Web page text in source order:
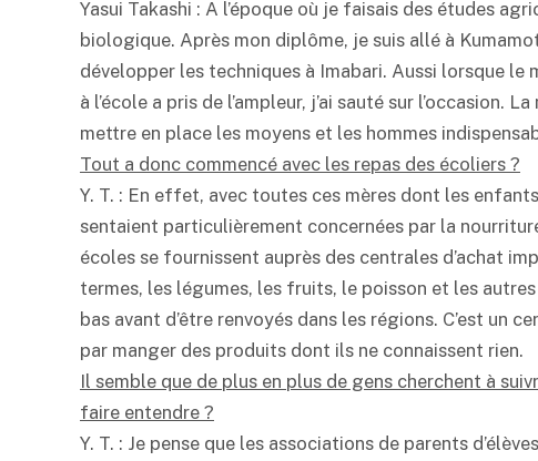
Yasui Takashi : A l’époque où je faisais des études
biologique. Après mon diplôme, je suis allé à
développer les techniques à Imabari. Aussi lorsque le
à l’école a pris de l’ampleur, j’ai sauté sur l’occasion.
mettre en place les moyens et les hommes
Tout a donc commencé avec les repas des écoliers ?
Y. T. : En effet, avec toutes ces mères dont les
sentaient particulièrement concernées par la
écoles se fournissent auprès des centrales d’achat
termes, les légumes, les fruits, le poisson et les
bas avant d’être renvoyés dans les régions. C’est un
par manger des produits dont ils ne connaissent rien.
Il semble que de plus en plus de gens cherchent à
faire entendre ?
Y. T. : Je pense que les associations de parents